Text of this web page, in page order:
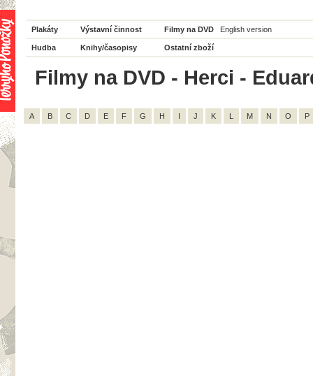
Plakáty Výstavní činnost Filmy na DVD English version
Hudba Knihy/časopisy Ostatní zboží
Filmy na DVD - Herci -
A B C D E F G H I J K L M N O P